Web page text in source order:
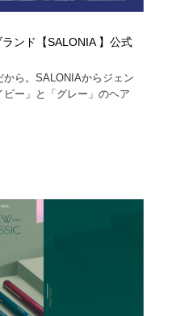
ンド【SALONIA 】公式
ら。SALONIAからジェン
ー」と「グレー」のヘア